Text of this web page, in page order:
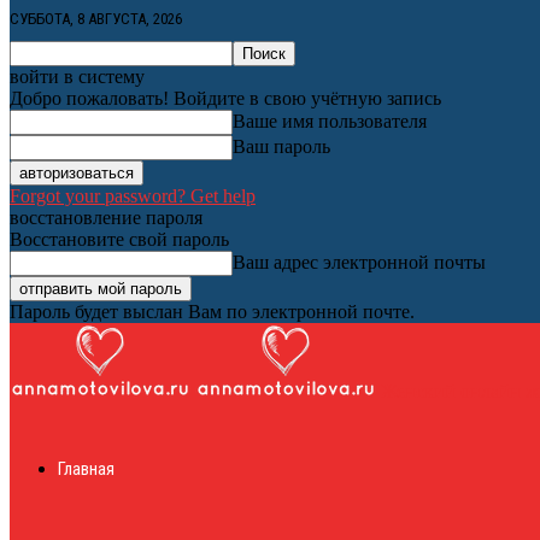
СУББОТА, 8 АВГУСТА, 2026
войти в систему
Добро пожаловать! Войдите в свою учётную запись
Ваше имя пользователя
Ваш пароль
Forgot your password? Get help
восстановление пароля
Восстановите свой пароль
Ваш адрес электронной почты
Пароль будет выслан Вам по электронной почте.
Главная